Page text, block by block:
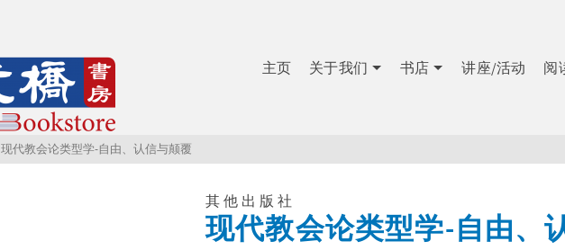
主页 关于我们 书店 讲座/活动 阅
现代教会论类型学-自由、认信与颠覆
其他出版社
现代教会论类型学-自由、